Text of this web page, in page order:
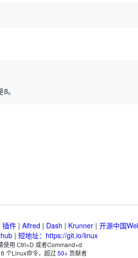
插件| Alfred | Dash | Krunner| 开源中国
| 短地址：https://git.io/linux
使用 Ctrl+D 或者Command+d
个Linux命令，超过50+贡献者